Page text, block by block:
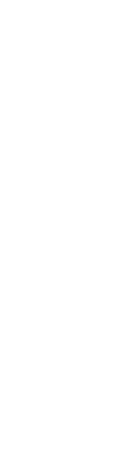
【58同城】重庆渝中大坪
东非红檀木材进口报关代
办理广州进出口权的流程
代理进口清关报检流程_
IC包税进出口代理流程【
二手机械进口报关|旧设
【镇江进出口公司注册_
想知道成都进出口退税流
[股东会]重庆百货：2010
大信国际物流（上海）有
重庆百货大楼股份有限公
渝中区海事海商在线律师
渝中区大坪正街四室两厅